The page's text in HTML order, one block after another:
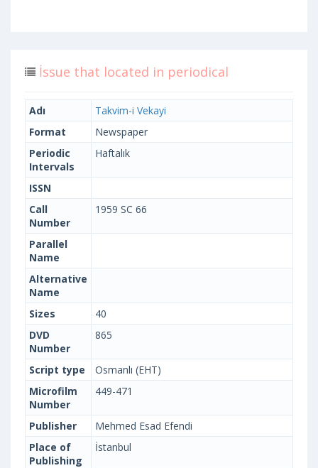
İssue that located in periodical
Adı
Takvim-i Vekayi
Format
Newspaper
Periodic
Intervals
Haftalık
ISSN
Call
Number
1959 SC 66
Parallel
Name
Alternative
Name
Sizes
40
DVD
Number
865
Script type
Osmanlı (EHT)
Microfilm
Number
449-471
Publisher
Mehmed Esad Efendi
Place of
Publishing
İstanbul